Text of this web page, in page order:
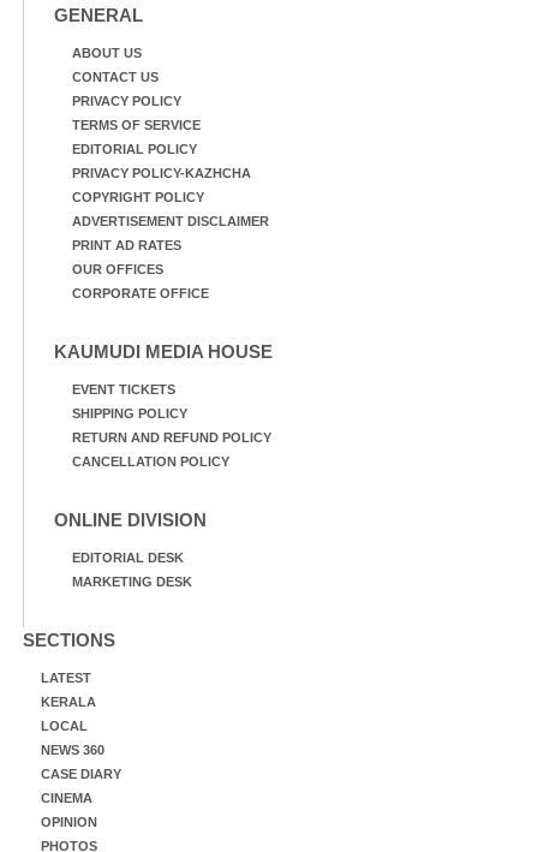
GENERAL
ABOUT US
CONTACT US
PRIVACY POLICY
TERMS OF SERVICE
EDITORIAL POLICY
PRIVACY POLICY-KAZHCHA
COPYRIGHT POLICY
ADVERTISEMENT DISCLAIMER
PRINT AD RATES
OUR OFFICES
CORPORATE OFFICE
KAUMUDI MEDIA HOUSE
EVENT TICKETS
SHIPPING POLICY
RETURN AND REFUND POLICY
CANCELLATION POLICY
ONLINE DIVISION
EDITORIAL DESK
MARKETING DESK
SECTIONS
LATEST
KERALA
LOCAL
NEWS 360
CASE DIARY
CINEMA
OPINION
PHOTOS